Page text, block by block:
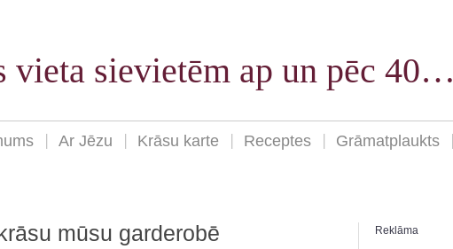
vieta sievietēm ap un pēc 40…
Ar Jēzu Krāsu karte Receptes Grāmatplaukts
mūsu garderobē Reklāma